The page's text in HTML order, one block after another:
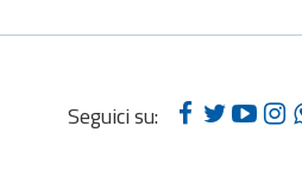
Seguici su: